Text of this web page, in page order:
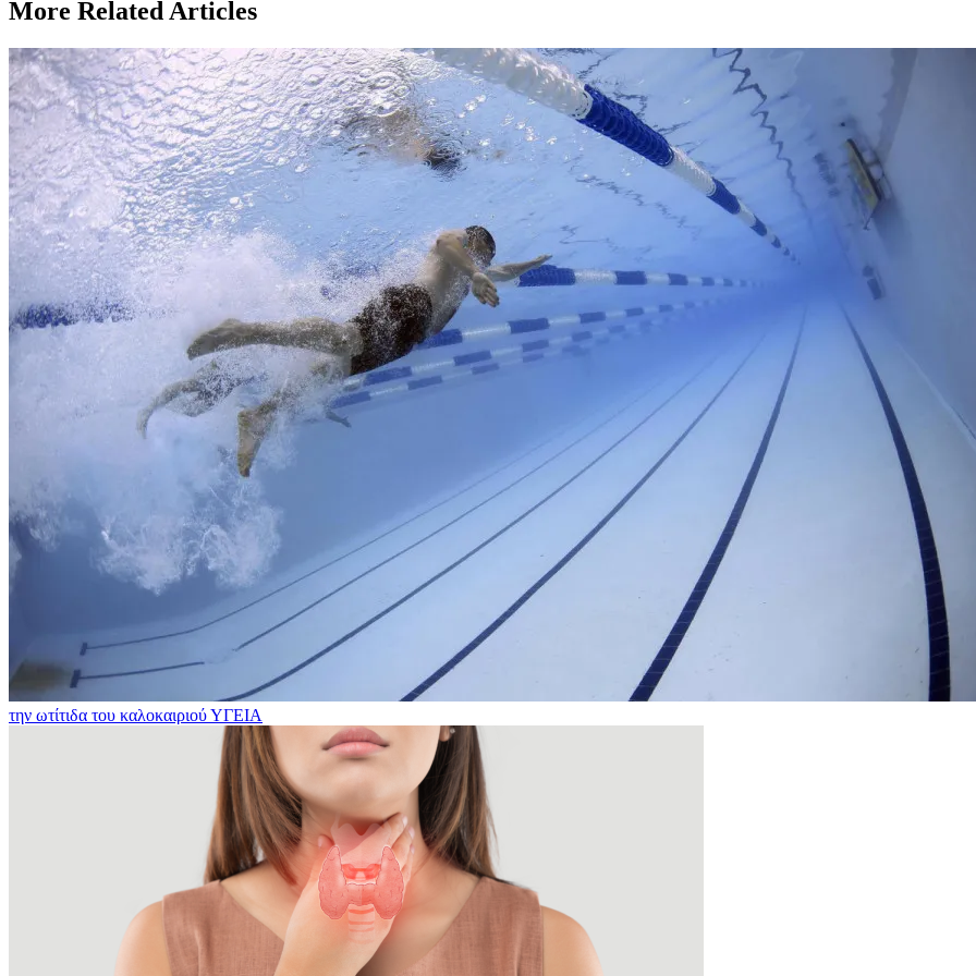
More Related Articles
την ωτίτιδα του καλοκαιριούΥΓΕΙΑ